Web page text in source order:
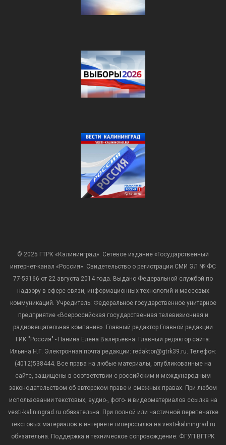
© 2025 ГТРК «Калининград». Сетевое издание «Государственный
интернет-канал «Россия». Свидетельство о регистрации СМИ ЭЛ № ФС
77-59166 от 22 августа 2014 года. Выдано Федеральной службой по
надзору в сфере связи, информационных технологий и массовых
коммуникаций. Учредитель: Федеральное государственное унитарное
предприятие «Всероссийская государственная телевизионная и
радиовещательная компания». Главный редактор Главной редакции
ГИК "Россия" - Панина Елена Валерьевна. Главный редактор сайта:
Ильина Н.Г. Электронная почта редакции: redaktor@gtrk39.ru. Телефон:
(4012)538444. Все права на любые материалы, опубликованные на
сайте, защищены в соответствии с российским и международным
законодательством об авторском праве и смежных правах. При любом
использовании текстовых, аудио-, фото- и видеоматериалов ссылка на
vesti-kaliningrad.ru обязательна. При полной или частичной перепечатке
текстовых материалов в интернете гиперссылка на vesti-kaliningrad.ru
обязательна. Поддержка и техническое сопровождение: ФГУП ВГТРК